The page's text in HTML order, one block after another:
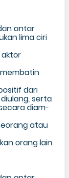
antar
lima ciri
aktor
dari
serta
diam-
atau
orang lain